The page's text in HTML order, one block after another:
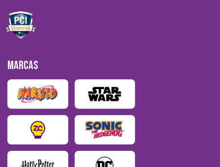
MARCAS